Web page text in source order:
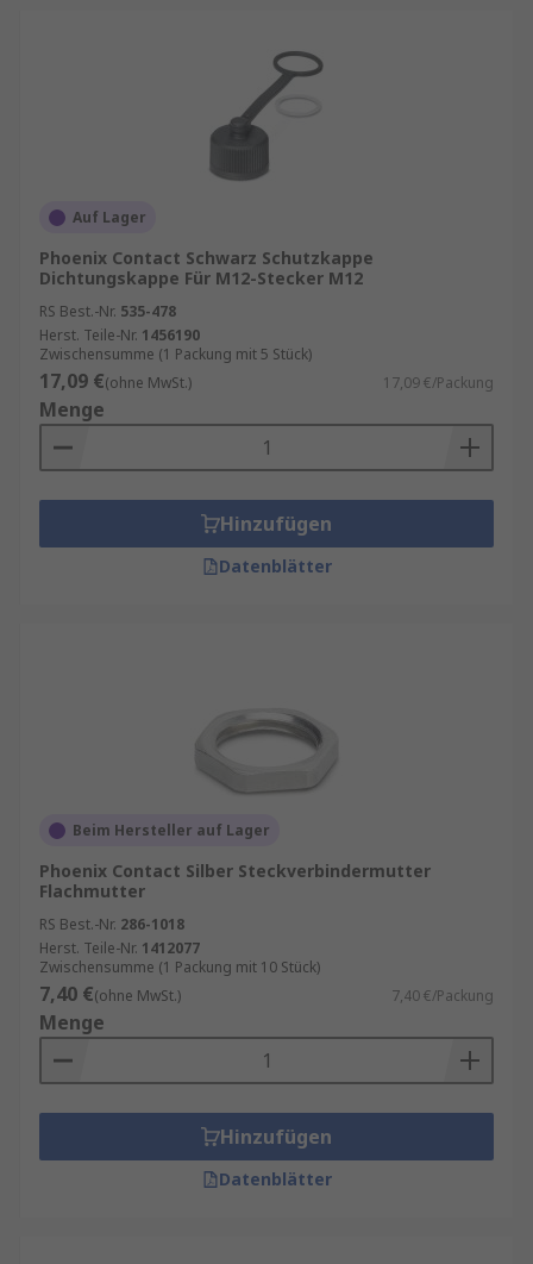
Auf Lager
Phoenix Contact Schwarz Schutzkappe
Dichtungskappe Für M12-Stecker M12
RS Best.-Nr. 535-478
Herst. Teile-Nr. 1456190
Zwischensumme (1 Packung mit 5 Stück)
17,09 €(ohne MwSt.) 17,09 €/Packung
Menge
Hinzufügen
Datenblätter
Beim Hersteller auf Lager
Phoenix Contact Silber Steckverbindermutter
Flachmutter
RS Best.-Nr. 286-1018
Herst. Teile-Nr. 1412077
Zwischensumme (1 Packung mit 10 Stück)
7,40 €(ohne MwSt.) 7,40 €/Packung
Menge
Hinzufügen
Datenblätter